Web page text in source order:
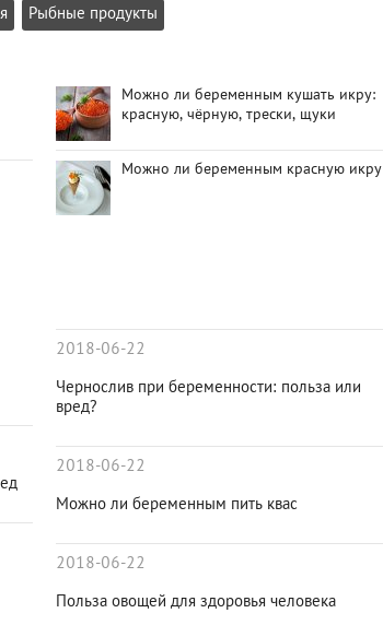
Рыбные продукты
Можно ли беременным кушать икру:
красную, чёрную, трески, щуки
Можно ли беременным красную икру
2018-06-22
Чернослив при беременности: польза или
вред?
2018-06-22
Можно ли беременным пить квас
2018-06-22
Польза овощей для здоровья человека